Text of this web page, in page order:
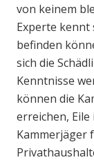
von keinem
Experte kennt
befinden
sich die
Kenntnisse
können die
erreichen, Eile
Kammerjäger